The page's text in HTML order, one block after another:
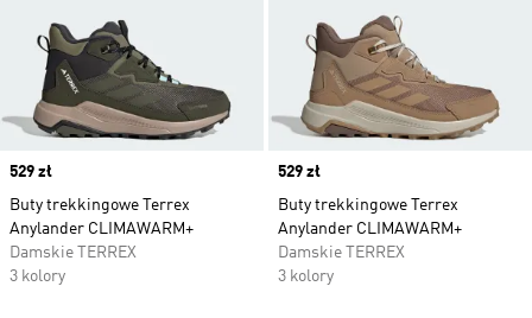
Price
529 zł
Buty trekkingowe Terrex
Anylander CLIMAWARM+
Damskie TERREX
3 kolory
Price
529 zł
Buty trekkingowe Terrex
Anylander CLIMAWARM+
Damskie TERREX
3 kolory